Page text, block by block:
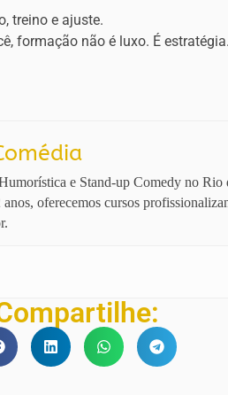
treino e ajuste.
formação não é luxo. É estratégia.
e Stand-up Comedy no Rio
oferecemos cursos